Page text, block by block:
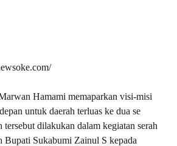
Hamami memaparkan visi-misi
untuk daerah terluas ke dua se
tersebut dilakukan dalam kegiatan serah
Bupati Sukabumi Zainul S kepada